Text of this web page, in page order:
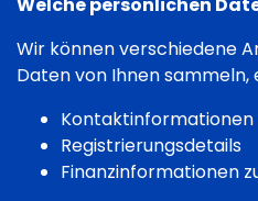
Wir können verschiedene
Daten von Ihnen sammeln,
Kontaktinformationen
Registrierungsdetails
Finanzinformationen